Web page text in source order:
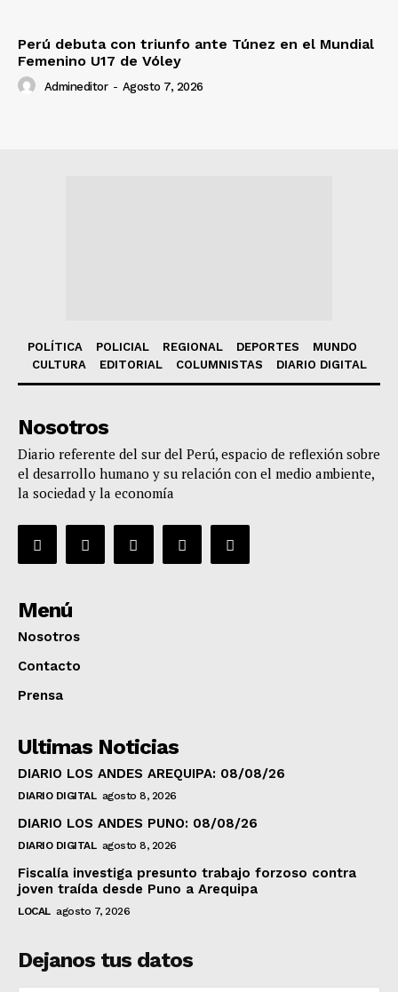
Perú debuta con triunfo ante Túnez en el Mundial
Femenino U17 de Vóley
Admineditor - Agosto 7, 2026
POLÍTICA POLICIAL REGIONAL DEPORTES
MUNDO
CULTURA
EDITORIAL COLUMNISTAS DIARIO DIGITAL
Nosotros
Diario referente del sur del Perú, espacio de reflexión sobre
el desarrollo humano y su relación con el medio ambiente,
la sociedad y la economía
Menú
Nosotros
Contacto
Prensa
Ultimas Noticias
DIARIO LOS ANDES AREQUIPA: 08/08/26
DIARIO DIGITAL agosto 8, 2026
DIARIO LOS ANDES PUNO: 08/08/26
DIARIO DIGITAL agosto 8, 2026
Fiscalía investiga presunto trabajo forzoso contra
joven traída desde Puno a Arequipa
LOCAL agosto 7, 2026
Dejanos tus datos